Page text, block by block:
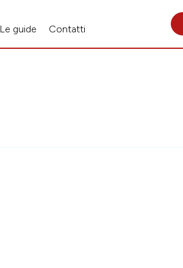
Le guide Contatti